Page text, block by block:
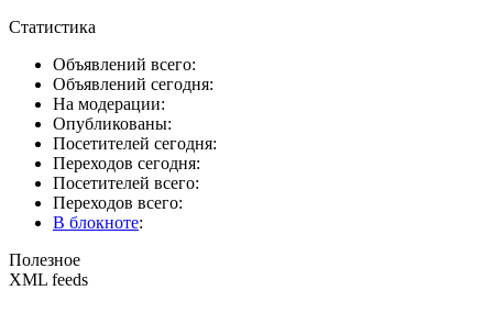
Статистика
Объявлений всего:
Объявлений сегодня:
На модерации:
Опубликованы:
Посетителей сегодня:
Переходов сегодня:
Посетителей всего:
Переходов всего:
В блокноте:
Полезное
XML feeds